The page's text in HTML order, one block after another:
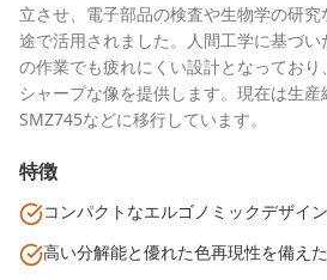
立させ、電子部品の検査や生物学の研
途で活用されました。人間工学に基づ
の作業でも疲れにくい設計となっており
シャープな像を提供します。現在は生
SMZ745などに移行しています。
特徴
コンパクトなエルゴノミックデザイン
高い分解能と優れた色再現性を備え